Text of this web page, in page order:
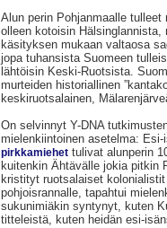
Alun perin Pohjanmaalle
olleen kotoisin Hälsinglannista,
käsityksen mukaan valtaosa
jopa tuhansista Suomeen
lähtöisin Keski-Ruotsista.
murteiden historiallinen
keskiruotsalainen,
On selvinnyt Y-DNA
mielenkiintoinen asetelma: Esi-
pirkkamiehet tulivat alunperin
kuitenkin Ähtävälle jokia pitkin
kristityt ruotsalaiset
pohjoisrannalle, tapahtui
sukunimiäkin syntynyt, kuten
titteleistä, kuten heidän esi-